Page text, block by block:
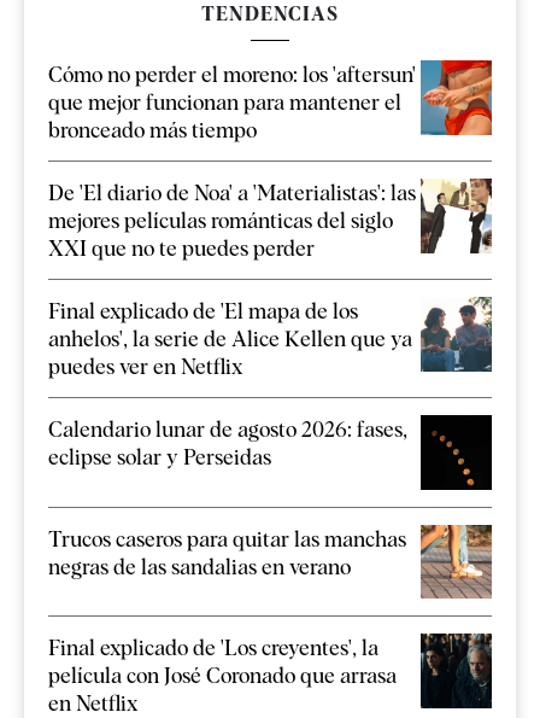
TENDENCIAS
Cómo no perder el moreno: los 'aftersun'
que mejor funcionan para mantener el
bronceado más tiempo
De 'El diario de Noa' a 'Materialistas': las
mejores películas románticas del siglo
XXI que no te puedes perder
Final explicado de 'El mapa de los
anhelos', la serie de Alice Kellen que ya
puedes ver en Netflix
Calendario lunar de agosto 2026: fases,
eclipse solar y Perseidas
Trucos caseros para quitar las manchas
negras de las sandalias en verano
Final explicado de 'Los creyentes', la
película con José Coronado que arrasa
en Netflix